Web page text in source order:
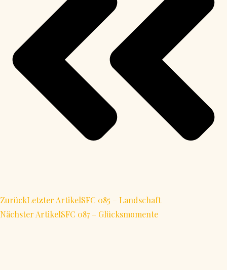
ZurückLetzter ArtikelSFC 085 – Landschaft
Nächster ArtikelSFC 087 – Glücksmomente